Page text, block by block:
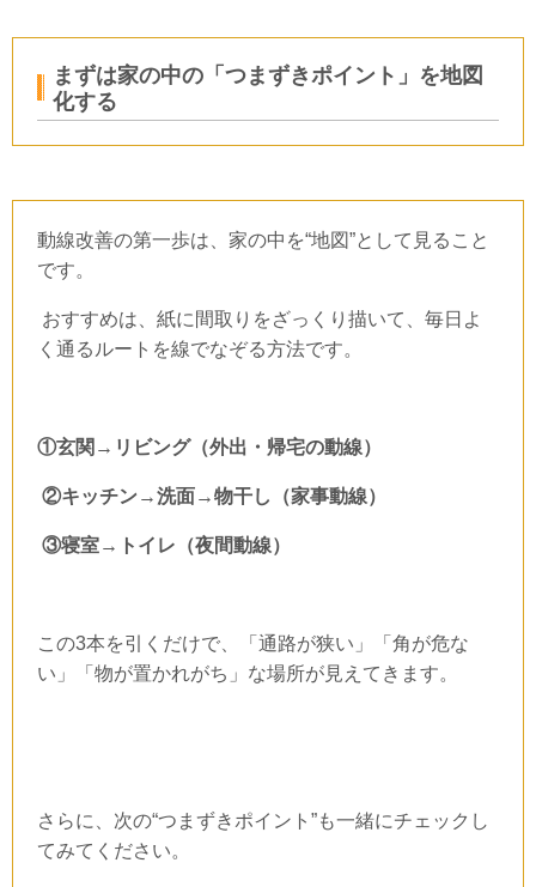
まずは家の中の「つまずきポイント」を地図
化する
動線改善の第一歩は、家の中を“地図”として見ること
です。
おすすめは、紙に間取りをざっくり描いて、毎日よ
く通るルートを線でなぞる方法です。
①玄関→リビング（外出・帰宅の動線）
②キッチン→洗面→物干し（家事動線）
③寝室→トイレ（夜間動線）
この3本を引くだけで、「通路が狭い」「角が危な
い」「物が置かれがち」な場所が見えてきます。
さらに、次の“つまずきポイント”も一緒にチェックし
てみてください。